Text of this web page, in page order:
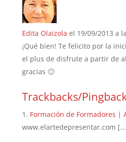
Edita Olaizola el 19/09/2013 a
¡Qué bien! Te felicito por la
el plus de disfrute a partir de
gracias 🙂
Trackbacks/
Formación de Formadores |
www.elartedepresentar.com